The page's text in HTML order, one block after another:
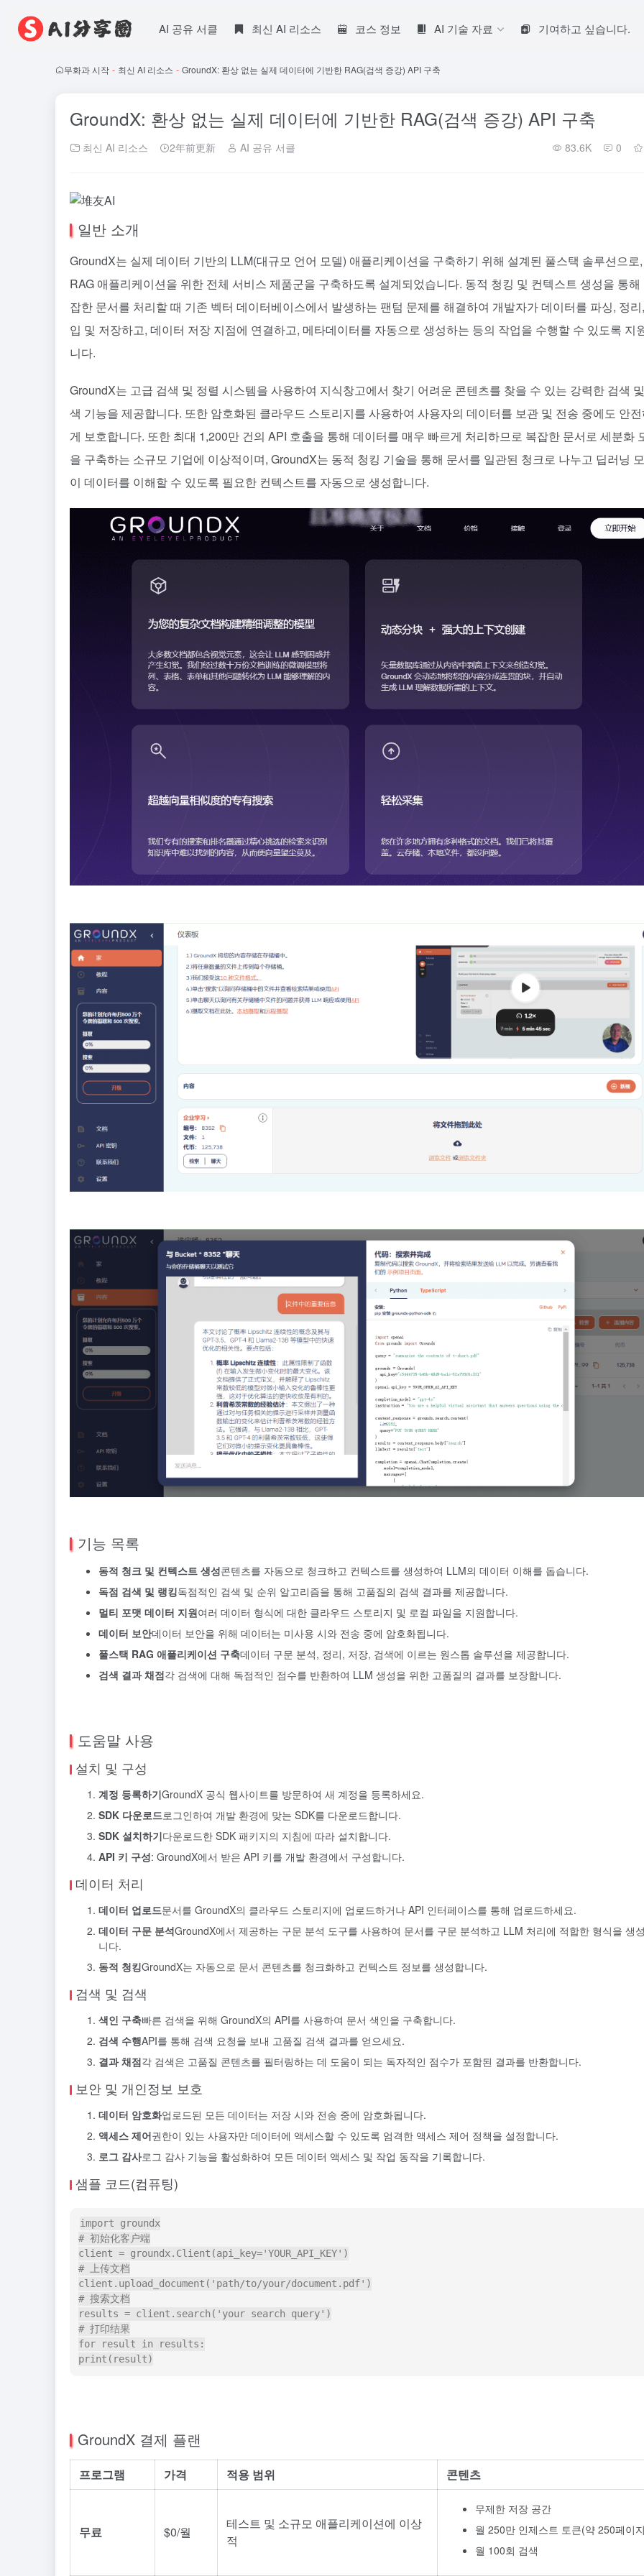
AI 공유 서클 최신 AI 리소스 코스 정보 AI 기술 자료 기여하고 싶습니다.
무화과 시작 - 최신 AI 리소스 - GroundX: 환상 없는 실제 데이터에 기반한 RAG(검색 증강) API 구축
GroundX: 환상 없는 실제 데이터에 기반한 RAG(검색 증강) API 구축
최신 AI 리소스 2年前更新 AI 공유 서클 83.6K 0
일반 소개
GroundX는 실제 데이터 기반의 LLM(대규모 언어 모델) 애플리케이션을 구축하기 위해 설계된 풀스택 솔루션으로,
RAG 애플리케이션을 위한 전체 서비스 제품군을 구축하도록 설계되었습니다. 동적 청킹 및 컨텍스트 생성을 통해
잡한 문서를 처리할 때 기존 벡터 데이터베이스에서 발생하는 팬텀 문제를 해결하여 개발자가 데이터를 파싱, 정
입 및 저장하고, 데이터 저장 지점에 연결하고, 메타데이터를 자동으로 생성하는 등의 작업을 수행할 수 있도록 지
니다.
GroundX는 고급 검색 및 정렬 시스템을 사용하여 지식창고에서 찾기 어려운 콘텐츠를 찾을 수 있는 강력한 검색
색 기능을 제공합니다. 또한 암호화된 클라우드 스토리지를 사용하여 사용자의 데이터를 보관 및 전송 중에도 안
게 보호합니다. 또한 최대 1,200만 건의 API 호출을 통해 데이터를 매우 빠르게 처리하므로 복잡한 문서로 세분화
을 구축하는 소규모 기업에 이상적이며, GroundX는 동적 청킹 기술을 통해 문서를 일관된 청크로 나누고 딥러닝
이 데이터를 이해할 수 있도록 필요한 컨텍스트를 자동으로 생성합니다.
기능 목록
동적 청크 및 컨텍스트 생성콘텐츠를 자동으로 청크하고 컨텍스트를 생성하여 LLM의 데이터 이해를 돕습니다.
독점 검색 및 랭킹독점적인 검색 및 순위 알고리즘을 통해 고품질의 검색 결과를 제공합니다.
멀티 포맷 데이터 지원여러 데이터 형식에 대한 클라우드 스토리지 및 로컬 파일을 지원합니다.
데이터 보안데이터 보안을 위해 데이터는 미사용 시와 전송 중에 암호화됩니다.
풀스택 RAG 애플리케이션 구축데이터 구문 분석, 정리, 저장, 검색에 이르는 원스톱 솔루션을 제공합니다.
검색 결과 채점각 검색에 대해 독점적인 점수를 반환하여 LLM 생성을 위한 고품질의 결과를 보장합니다.
도움말 사용
설치 및 구성
계정 등록하기GroundX 공식 웹사이트를 방문하여 새 계정을 등록하세요.
SDK 다운로드로그인하여 개발 환경에 맞는 SDK를 다운로드합니다.
SDK 설치하기다운로드한 SDK 패키지의 지침에 따라 설치합니다.
API 키 구성: GroundX에서 받은 API 키를 개발 환경에서 구성합니다.
데이터 처리
데이터 업로드문서를 GroundX의 클라우드 스토리지에 업로드하거나 API 인터페이스를 통해 업로드하세요.
데이터 구문 분석GroundX에서 제공하는 구문 분석 도구를 사용하여 문서를 구문 분석하고 LLM 처리에 적합한 형식을 생
니다.
동적 청킹GroundX는 자동으로 문서 콘텐츠를 청크화하고 컨텍스트 정보를 생성합니다.
검색 및 검색
색인 구축빠른 검색을 위해 GroundX의 API를 사용하여 문서 색인을 구축합니다.
검색 수행API를 통해 검색 요청을 보내 고품질 검색 결과를 얻으세요.
결과 채점각 검색은 고품질 콘텐츠를 필터링하는 데 도움이 되는 독자적인 점수가 포함된 결과를 반환합니다.
보안 및 개인정보 보호
데이터 암호화업로드된 모든 데이터는 저장 시와 전송 중에 암호화됩니다.
액세스 제어권한이 있는 사용자만 데이터에 액세스할 수 있도록 엄격한 액세스 제어 정책을 설정합니다.
로그 감사로그 감사 기능을 활성화하여 모든 데이터 액세스 및 작업 동작을 기록합니다.
샘플 코드(컴퓨팅)
import groundx
# 初始化客户端
client = groundx.Client(api_key='YOUR_API_KEY')
# 上传文档
client.upload_document('path/to/your/document.pdf')
# 搜索文档
results = client.search('your search query')
# 打印结果
for result in results:
GroundX 결제 플랜
프로그램 가격 적용 범위 콘텐츠
무료 $0/월
테스트 및 소규모 애플리케이션에 이상
적
무제한 저장 공간
월 250만 인제스트 토큰(약 250페이
월 100회 검색